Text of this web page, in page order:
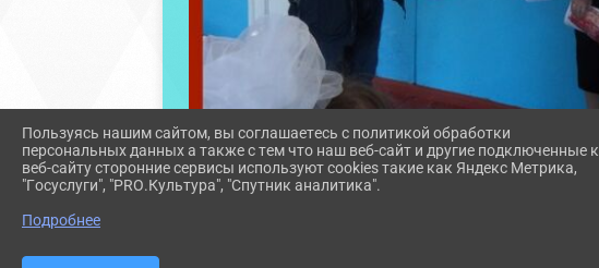
Пользуясь нашим сайтом, вы соглашаетесь с политикой обработки
персональных данных а также с тем что наш веб-сайт и другие подключенные к
веб-сайту сторонние сервисы используют cookies такие как Яндекс Метрика,
"Госуслуги", "PRO.Культура", "Спутник аналитика".
Подробнее